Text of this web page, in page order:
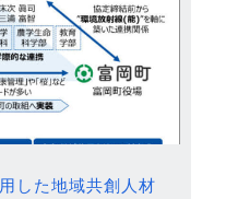
した地域共創人材